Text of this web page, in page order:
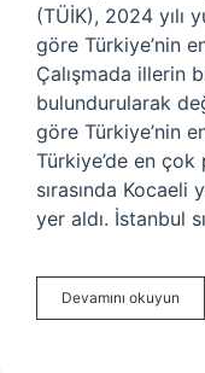
(TÜİK), 2024 yılı
göre Türkiye’nin
Çalışmada illerin
bulundurularak
göre Türkiye’nin
Türkiye’de en
sırasında Kocaeli
yer aldı. İstanbul
Devamını okuyun
En